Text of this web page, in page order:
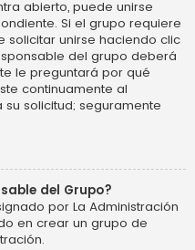
abierto, puede unirse
Si el grupo requiere
solicitar unirse haciendo clic
del grupo deberá
le preguntará por qué
continuamente al
solicitud; seguramente
del Grupo?
por La Administración
en crear un grupo de